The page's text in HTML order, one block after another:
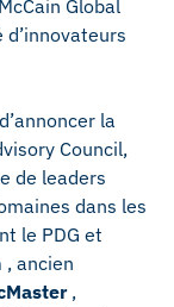
Global
la
Council,
de leaders
dans les
le PDG et
, ancien
,